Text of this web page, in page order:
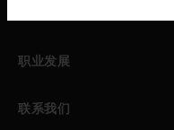
职业发展
联系我们